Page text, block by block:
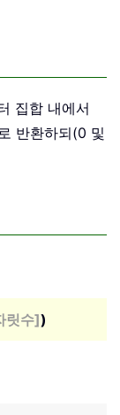
집합 내에서
반환하되(0 및
릿수])